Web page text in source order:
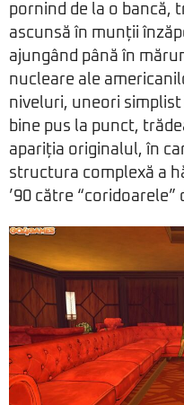
pornind de la o bancă,
ascunsă în munții
ajungând până în
nucleare ale
niveluri, uneori
bine pus la punct,
apariția originalul, în
structura complexă a
’90 către “coridoarele”